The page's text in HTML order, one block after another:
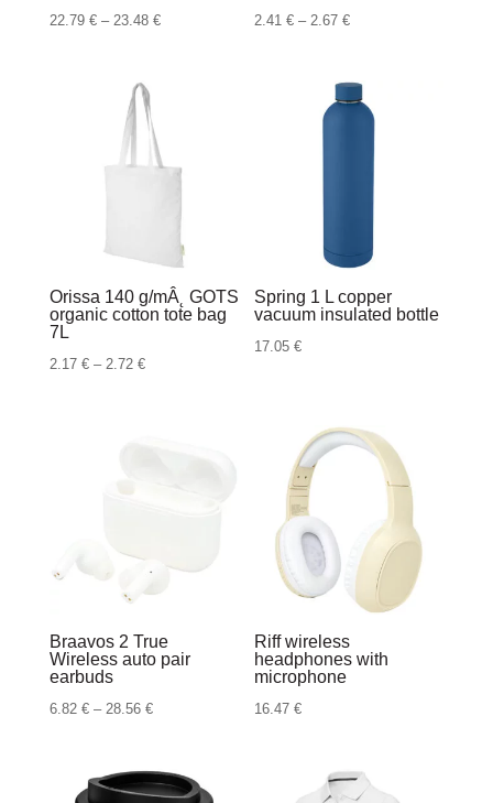
22.79 € – 23.48 €Raspon
23.48 €
2.41€ – 2.67€Raspon
2.41 €
Orissa 140 g/mÂ˛ GOTS
organic cotton tote bag
7L
2.17 € – 2.72 €Raspon
Spring 1 L copper
vacuum insulated bottle
17.05€
Braavos 2 True
Wireless auto pair
earbuds
6.82 € – 28.56 €Raspon
6.82 €
Riff wireless
headphones with
microphone
16.47€